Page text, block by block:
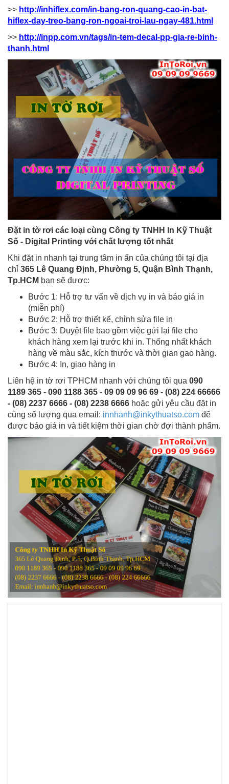
>> http://inhiflex.com/in-bang-ron-quang-cao-in-bat-
hiflex-day-treo-bang-ron-ngoai-troi-lau-ngay-481.html
>> http://inpp.com.vn/tags/in-tem-decal-pp-gia-re-binh-
thanh.html
Đặt in tờ rơi các loại cùng Công ty TNHH In Kỹ Thuật
Số - Digital Printing với chất lượng tốt nhất
Khi đặt in nhanh tại trung tâm in ấn của chúng tôi tại địa
chỉ 365 Lê Quang Định, Phường 5, Quận Bình Thạnh,
Tp.HCM bạn sẽ được:
Bước 1: Hỗ trợ tư vấn về dịch vụ in và báo giá in
(miễn phí)
Bước 2: Hỗ trợ thiết kế, chỉnh sửa file in
Bước 3: Duyệt file bao gồm việc gửi lại file cho
khách hàng xem lại trước khi in. Thống nhất khách
hàng về màu sắc, kích thước và thời gian gao hàng.
Bước 4: In, giao hàng in
Liên hệ in tờ rơi TPHCM nhanh với chúng tôi qua 090
1189 365 - 090 1188 365 - 09 09 09 96 69 - (08) 224 66666
- (08) 2237 6666 - (08) 2238 6666 hoặc gửi yêu cầu đặt in
cùng số lượng qua email: innhanh@inkythuatso.com để
được báo giá in và tiết kiệm thời gian chờ đợi thành phẩm.